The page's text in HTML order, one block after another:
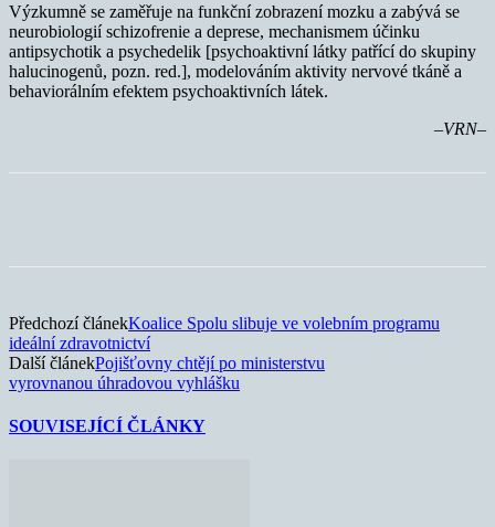
Výzkumně se zaměřuje na funkční zobrazení mozku a zabývá se
neurobiologií schizofrenie a deprese, mechanismem účinku
antipsychotik a psychedelik [psychoaktivní látky patřící do skupiny
halucinogenů, pozn. red.], modelováním aktivity nervové tkáně a
behaviorálním efektem psychoaktivních látek.
–VRN–
Předchozí článekKoalice Spolu slibuje ve volebním programu
ideální zdravotnictví
Další článekPojišťovny chtějí po ministerstvu
vyrovnanou úhradovou vyhlášku
SOUVISEJÍCÍ ČLÁNKY